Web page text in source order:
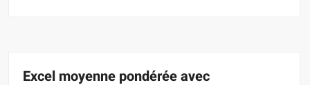
Excel moyenne pondérée avec